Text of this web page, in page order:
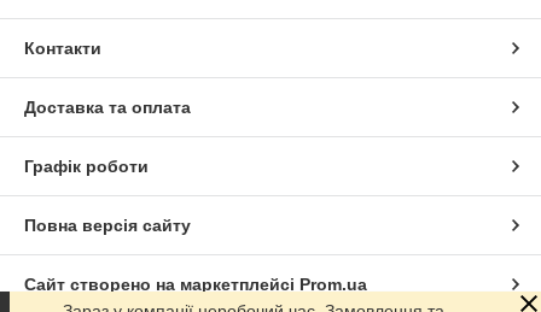
Контакти
Доставка та оплата
Графік роботи
Повна версія сайту
Сайт створено на маркетплейсі Prom.ua